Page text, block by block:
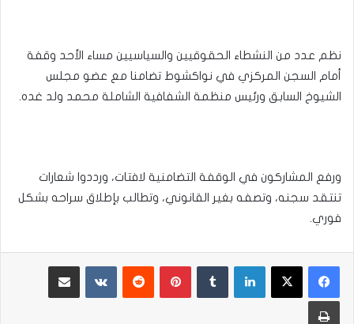
نظم عدد من النشطاء الحقوقيين والسياسيين مساء الأحد وقفة
أمام السجن المركزي في نواكشوط تضامنا مع عضو مجلس
الشيوخ السابق ورئيس منظمة الشفافية الشاملة محمد ولد غده.
ورفع المشاركون في الوقفة التضامنية لافتات، ورددوا شعارات
تنتقد سجنه، وتصفه بغير القانوني، وتطالب بإطلاق سراحه بشكل
فوري.
لينكدإن بينتيريست مشاركة عبر البريد
طباعة